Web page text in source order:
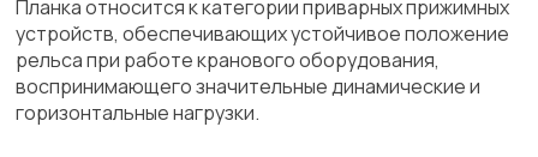
Планка относится к категории приварных прижимных
устройств, обеспечивающих устойчивое положение
рельса при работе кранового оборудования,
воспринимающего значительные динамические и
горизонтальные нагрузки.